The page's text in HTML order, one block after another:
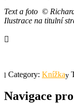
Text a foto ©
Ilustrace na titulní

Category: Knížka
Navigace